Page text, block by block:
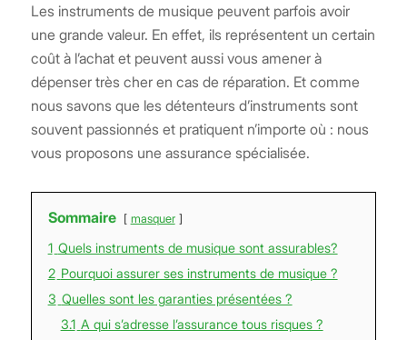
Les instruments de musique peuvent parfois avoir
une grande valeur. En effet, ils représentent un certain
coût à l’achat et peuvent aussi vous amener à
dépenser très cher en cas de réparation. Et comme
nous savons que les détenteurs d’instruments sont
souvent passionnés et pratiquent n’importe où : nous
vous proposons une assurance spécialisée.
Sommaire masquer
1 Quels instruments de musique sont assurables?
2 Pourquoi assurer ses instruments de musique ?
3 Quelles sont les garanties présentées ?
3.1 A qui s’adresse l’assurance tous risques ?